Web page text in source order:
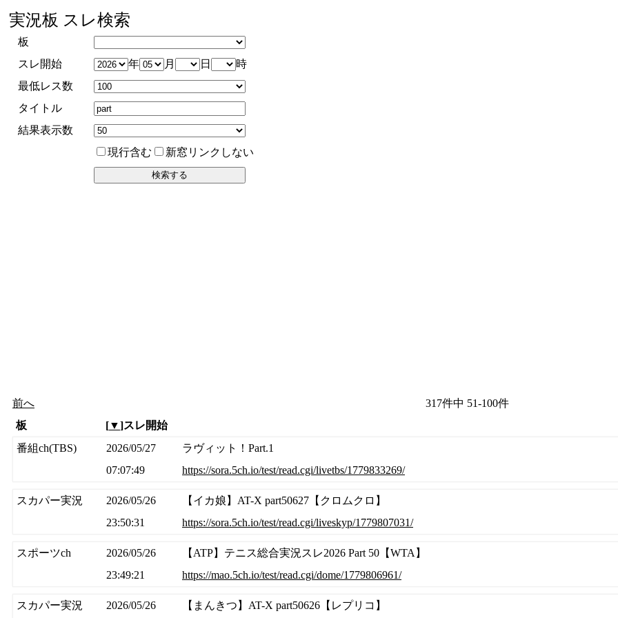
実況板 スレ検索
板
スレ開始
年 月 日
時
最低レス数
タイトル
結果表示数
現行含む
新窓リンクしない
前へ
317件中 51-100件
板
[▼]スレ開始
番組ch(TBS)
2026/05/27
07:07:49
ラヴィット！Part.1
https://sora.5ch.io/test/read.cgi/livetbs/1779833269/
スカパー実況
2026/05/26
23:50:31
【イカ娘】AT-X part50627【クロムクロ】
https://sora.5ch.io/test/read.cgi/liveskyp/1779807031/
スポーツch
2026/05/26
23:49:21
【ATP】テニス総合実況スレ2026 Part 50【WTA】
https://mao.5ch.io/test/read.cgi/dome/1779806961/
スカパー実況 2026/05/26 【まんきつ】AT-X part50626【レプリコ】